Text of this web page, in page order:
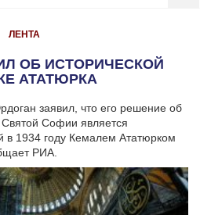
ЛЕНТА
ОБ ИСТОРИЧЕСКОЙ
АТАТЮРКА
заявил, что его решение об
Святой Софии является
в 1934 году Кемалем Ататюрком
РИА.